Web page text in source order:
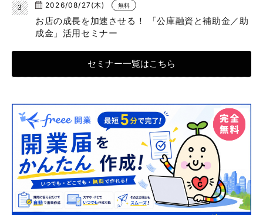
2026/08/27(木) 無料
お店の成長を加速させる！ 「公庫融資と補助金／助
成金」活用セミナー
セミナー一覧はこちら